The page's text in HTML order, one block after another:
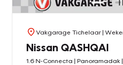
Vakgarage Tichelaar|
Nissan QASHQAI